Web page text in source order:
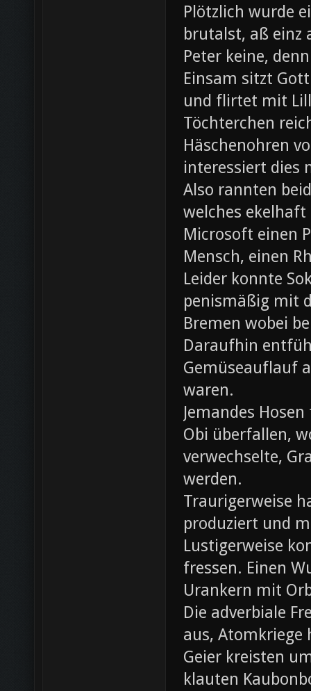
Plötzlich wurde
brutalst, aß einz
Peter keine,
Einsam sitzt
und flirtet mit
Töchterchen
Häschenohren
interessiert dies
Also rannten
welches
Microsoft einen
Mensch, einen
Leider konnte
penismäßig mit
Bremen wobei
Daraufhin
Gemüseauflauf
waren.
Jemandes
Obi überfallen,
verwechselte,
werden.
Traurigerweise
produziert und
Lustigerweise
fressen. Einen
Urankern mit
Die adverbiale
aus,
Geier kreisten
klauten